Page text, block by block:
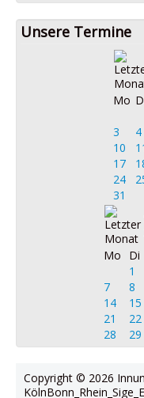
Unsere Termine
Mo
3
4
10
17
24
31
Mo
Di
1
7
8
14
15
21
22
28
29
Copyright © 2026